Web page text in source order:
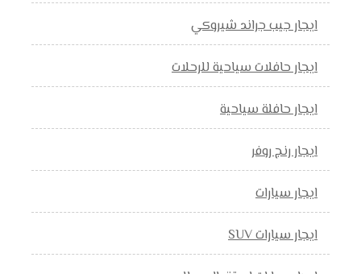
ايجار جيب جراند شيروكي
ايجار حافلات سياحية للرحلات
ايجار حافلة سياحية
ايجار رنج روفر
ايجار سيارات
ايجار سيارات SUV